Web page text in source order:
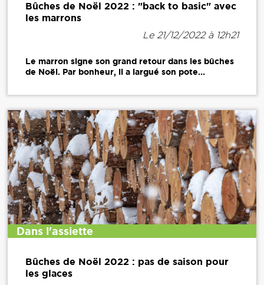
Bûches de Noël 2022 : "back to basic" avec
les marrons
Le 21/12/2022 à 12h21
Le marron signe son grand retour dans les bûches
de Noël. Par bonheur, il a largué son pote...
Dans l'assiette
Bûches de Noël 2022 : pas de saison pour
les glaces